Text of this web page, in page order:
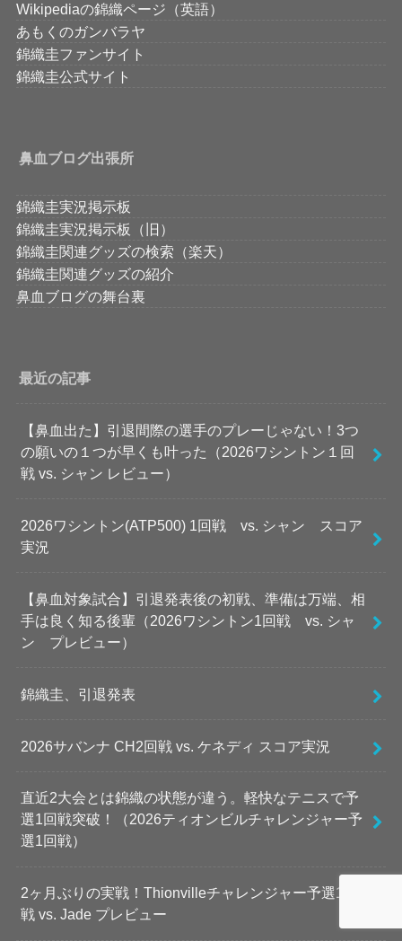
Wikipediaの錦織ページ（英語）
あもくのガンバラヤ
錦織圭ファンサイト
錦織圭公式サイト
鼻血ブログ出張所
錦織圭実況掲示板
錦織圭実況掲示板（旧）
錦織圭関連グッズの検索（楽天）
錦織圭関連グッズの紹介
鼻血ブログの舞台裏
最近の記事
【鼻血出た】引退間際の選手のプレーじゃない！3つ
の願いの１つが早くも叶った（2026ワシントン１回
戦 vs. シャン レビュー）
2026ワシントン(ATP500) 1回戦 vs. シャン スコア
実況
【鼻血対象試合】引退発表後の初戦、準備は万端、相
手は良く知る後輩（2026ワシントン1回戦 vs. シャ
ン プレビュー）
錦織圭、引退発表
2026サバンナ CH2回戦 vs. ケネディ スコア実況
直近2大会とは錦織の状態が違う。軽快なテニスで予
選1回戦突破！（2026ティオンビルチャレンジャー予
選1回戦）
2ヶ月ぶりの実戦！Thionvilleチャレンジャー予選1回
戦 vs. Jade プレビュー